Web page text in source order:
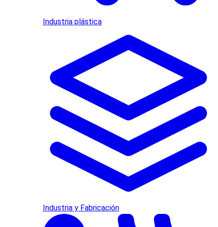
Industria plástica
Industria y Fabricación